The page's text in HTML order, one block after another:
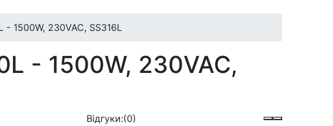
- 1500W, 230VAC, SS316L
- 1500W, 230VAC,
Відгуки:(0)